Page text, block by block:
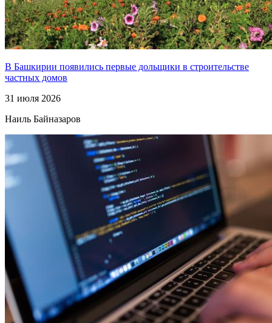
В Башкирии появились первые дольщики в строительстве
частных домов
31 июля 2026
Наиль Байназаров